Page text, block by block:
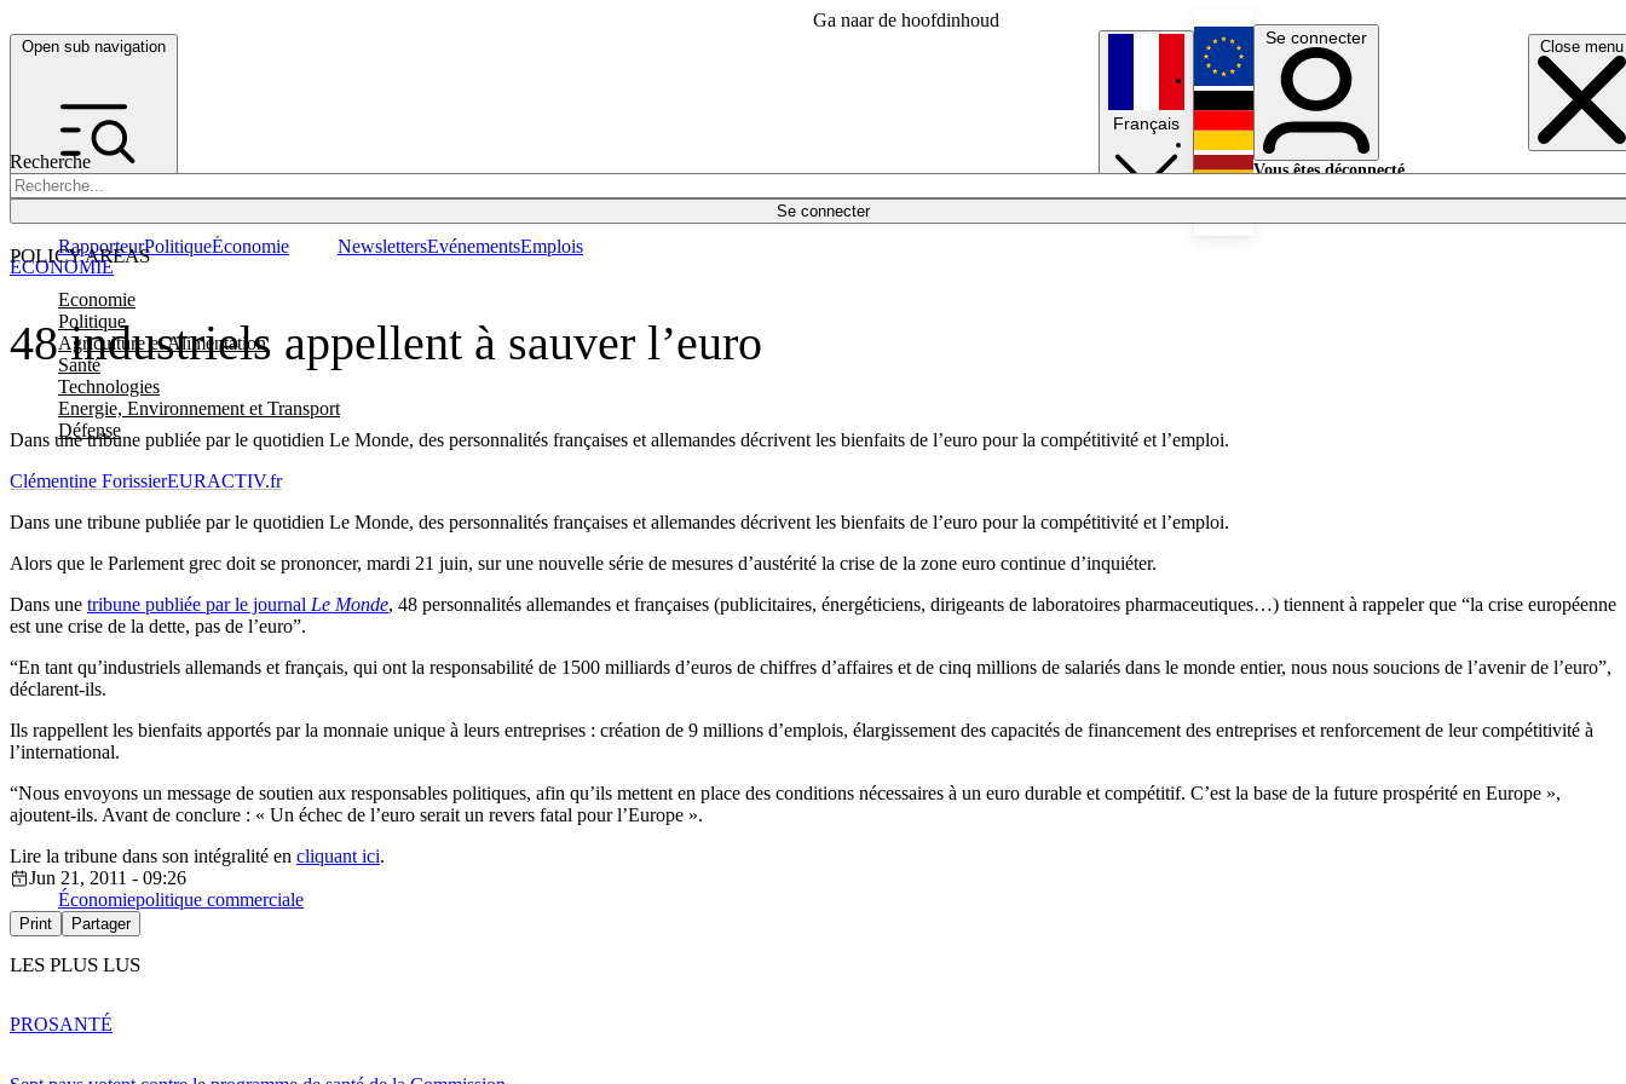
Ga naar de hoofdinhoud
Open sub navigation Close menu
Recherche
Se connecter
POLICY AREAS
Economie
Politique
Agriculture et Alimentation
Santé
Technologies
Energie, Environnement et Transport
Défense
RapporteurPolitiqueÉconomie NewslettersEvénementsEmplois
Français
English
Deutsch
Se connecter
Vous êtes déconnecté.
48 industriels appellent à sauver l’euro
Dans une tribune publiée par le quotidien Le Monde, des personnalités françaises et allemandes décrivent les bienfaits de l’euro pour la compétitivité et l’emploi.
ÉCONOMIE
Clémentine ForissierEURACTIV.fr
Dans une tribune publiée par le quotidien Le Monde, des personnalités françaises et allemandes décrivent les bienfaits de l’euro pour la compétitivité et l’emploi.
Alors que le Parlement grec doit se prononcer, mardi 21 juin, sur une nouvelle série de mesures d’austérité la crise de la zone euro continue d’inquiéter.
Dans une tribune publiée par le journal Le Monde, 48 personnalités allemandes et françaises (publicitaires, énergéticiens, dirigeants de laboratoires pharmaceutiques…) tiennent à rappeler que “la crise européenne
est une crise de la dette, pas de l’euro”.
“En tant qu’industriels allemands et français, qui ont la responsabilité de 1500 milliards d’euros de chiffres d’affaires et de cinq millions de salariés dans le monde entier, nous nous soucions de l’avenir de l’euro”,
déclarent-ils.
Ils rappellent les bienfaits apportés par la monnaie unique à leurs entreprises : création de 9 millions d’emplois, élargissement des capacités de financement des entreprises et renforcement de leur compétitivité à
l’international.
“Nous envoyons un message de soutien aux responsables politiques, afin qu’ils mettent en place des conditions nécessaires à un euro durable et compétitif. C’est la base de la future prospérité en Europe »,
ajoutent-ils. Avant de conclure : « Un échec de l’euro serait un revers fatal pour l’Europe ».
Lire la tribune dans son intégralité en cliquant ici.
Jun 21, 2011 - 09:26
Économiepolitique commerciale
Print Partager
LES PLUS LUS
PROSANTÉ